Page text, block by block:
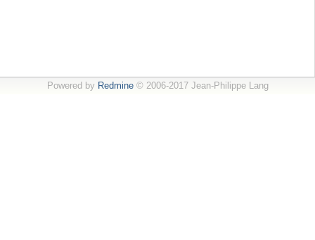
Powered by Redmine© 2006-2017 Jean-Philippe Lang